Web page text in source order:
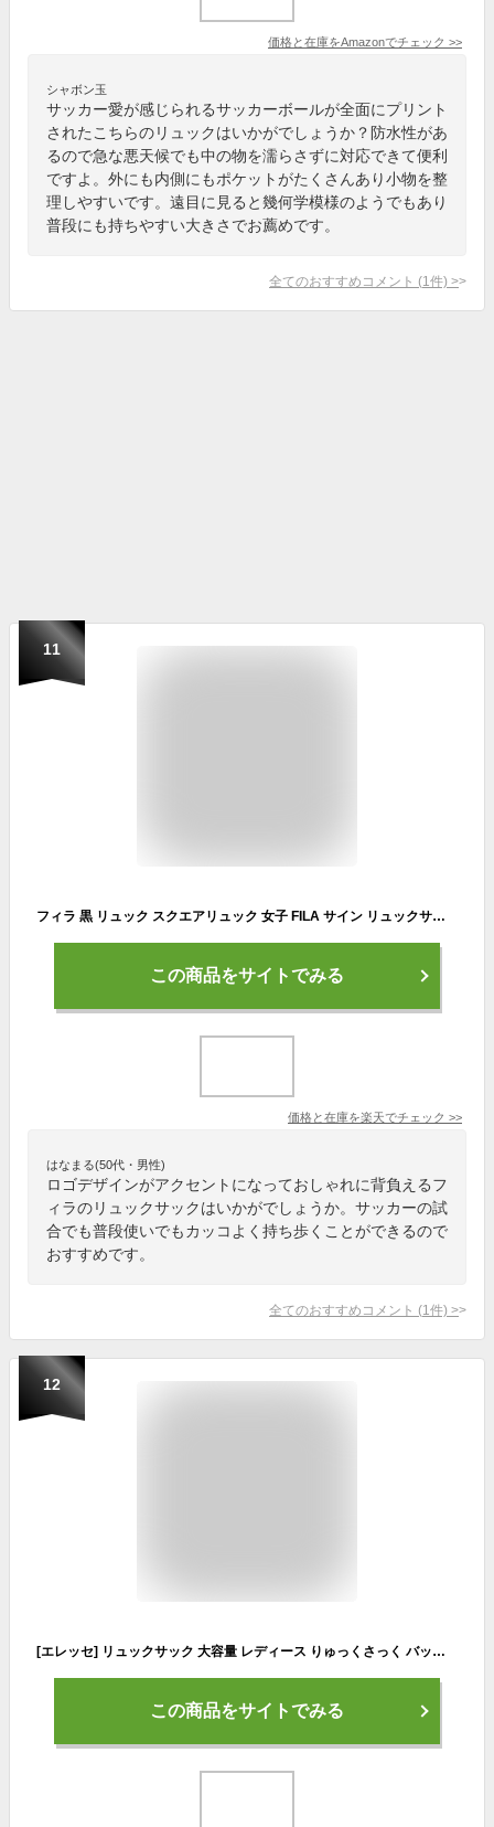
価格と在庫をAmazonでチェック >>
シャボン玉
サッカー愛が感じられるサッカーボールが全面にプリント
されたこちらのリュックはいかがでしょうか？防水性があ
るので急な悪天候でも中の物を濡らさずに対応できて便利
ですよ。外にも内側にもポケットがたくさんあり小物を整
理しやすいです。遠目に見ると幾何学模様のようでもあり
普段にも持ちやすい大きさでお薦めです。
全てのおすすめコメント (1 件) >
11
フィラ 黒 リュック スクエアリュック 女子 FILA サイン リュックサック バックパック デイパック 30L B4 A4 メンズ レディース 男女兼用 ジュニア 学生 高校生 中学生 タウン 通勤 通学 スポーツ 部活 旅行 撥水 PC収納 軽量 おしゃれ カジュアル ブランド 人気 7762
この商品をサイトでみる
価格と在庫を楽天でチェック >>
はなまる(50代・男性)
ロゴデザインがアクセントになっておしゃれに背負えるフ
ィラのリュックサックはいかがでしょうか。サッカーの試
合でも普段使いでもカッコよく持ち歩くことができるので
おすすめです。
全てのおすすめコメント (1 件) >
12
[エレッセ] リュックサック 大容量 レディース りゅっくさっく バックパック backpack 通学 学生 デイパック スポーツブランド マザーズバッグ 遠足 PC 通勤 A4 大人 子供 宿泊 軽量 通販 ホワイト
この商品をサイトでみる